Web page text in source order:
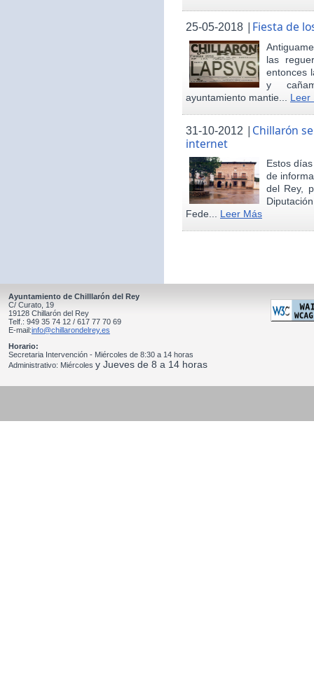
25-05-2018 | Fiesta de
las
entonces
y
ayuntamiento mantie... Leer
31-10-2012 | Chillarón
internet
Estos
de
del Rey,
Fede... Leer Más
Ayuntamiento de Chilllarón del Rey
C/ Curato, 19
19128 Chillarón del Rey
Telf.: 949 35 74 12 / 617 77 70 69
E-mail:info@chillarondelrey.es
Horario:
Secretaria Intervención - Miércoles de 8:30 a 14 horas
Administrativo: Miércoles y Jueves de 8 a 14 horas